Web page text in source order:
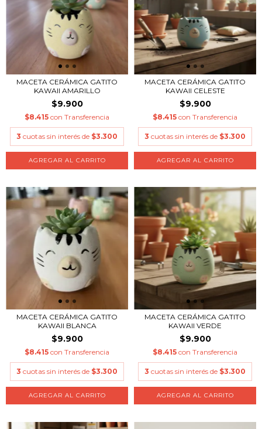
MACETA CERÁMICA GATITO
KAWAII AMARILLO
$9.900
$8.415 con Transferencia
3 cuotas sin interés de $3.300
MACETA CERÁMICA GATITO
KAWAII CELESTE
$9.900
$8.415 con Transferencia
3 cuotas sin interés de $3.300
MACETA CERÁMICA GATITO
KAWAII BLANCA
$9.900
$8.415 con Transferencia
3 cuotas sin interés de $3.300
MACETA CERÁMICA GATITO
KAWAII VERDE
$9.900
$8.415 con Transferencia
3 cuotas sin interés de $3.300